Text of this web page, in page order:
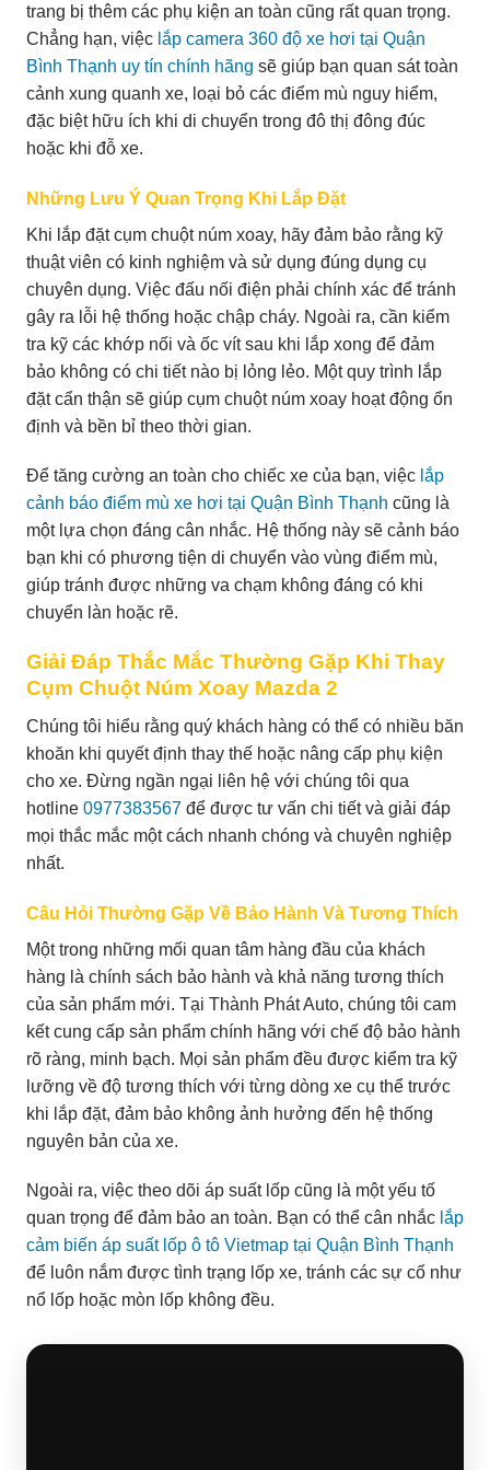
trang bị thêm các phụ kiện an toàn cũng rất quan trọng.
Chẳng hạn, việc lắp camera 360 độ xe hơi tại Quận
Bình Thạnh uy tín chính hãng sẽ giúp bạn quan sát toàn
cảnh xung quanh xe, loại bỏ các điểm mù nguy hiểm,
đặc biệt hữu ích khi di chuyển trong đô thị đông đúc
hoặc khi đỗ xe.
Những Lưu Ý Quan Trọng Khi Lắp Đặt
Khi lắp đặt cụm chuột núm xoay, hãy đảm bảo rằng kỹ
thuật viên có kinh nghiệm và sử dụng đúng dụng cụ
chuyên dụng. Việc đấu nối điện phải chính xác để tránh
gây ra lỗi hệ thống hoặc chập cháy. Ngoài ra, cần kiểm
tra kỹ các khớp nối và ốc vít sau khi lắp xong để đảm
bảo không có chi tiết nào bị lỏng lẻo. Một quy trình lắp
đặt cẩn thận sẽ giúp cụm chuột núm xoay hoạt động ổn
định và bền bỉ theo thời gian.
Để tăng cường an toàn cho chiếc xe của bạn, việc lắp
cảnh báo điểm mù xe hơi tại Quận Bình Thạnh cũng là
một lựa chọn đáng cân nhắc. Hệ thống này sẽ cảnh báo
bạn khi có phương tiện di chuyển vào vùng điểm mù,
giúp tránh được những va chạm không đáng có khi
chuyển làn hoặc rẽ.
Giải Đáp Thắc Mắc Thường Gặp Khi Thay
Cụm Chuột Núm Xoay Mazda 2
Chúng tôi hiểu rằng quý khách hàng có thể có nhiều băn
khoăn khi quyết định thay thế hoặc nâng cấp phụ kiện
cho xe. Đừng ngần ngại liên hệ với chúng tôi qua
hotline 0977383567 để được tư vấn chi tiết và giải đáp
mọi thắc mắc một cách nhanh chóng và chuyên nghiệp
nhất.
Câu Hỏi Thường Gặp Về Bảo Hành Và Tương Thích
Một trong những mối quan tâm hàng đầu của khách
hàng là chính sách bảo hành và khả năng tương thích
của sản phẩm mới. Tại Thành Phát Auto, chúng tôi cam
kết cung cấp sản phẩm chính hãng với chế độ bảo hành
rõ ràng, minh bạch. Mọi sản phẩm đều được kiểm tra kỹ
lưỡng về độ tương thích với từng dòng xe cụ thể trước
khi lắp đặt, đảm bảo không ảnh hưởng đến hệ thống
nguyên bản của xe.
Ngoài ra, việc theo dõi áp suất lốp cũng là một yếu tố
quan trọng để đảm bảo an toàn. Bạn có thể cân nhắc lắp
cảm biến áp suất lốp ô tô Vietmap tại Quận Bình Thạnh
để luôn nắm được tình trạng lốp xe, tránh các sự cố như
nổ lốp hoặc mòn lốp không đều.